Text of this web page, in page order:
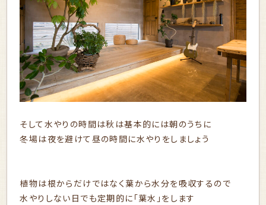
そして水やりの時間は秋は基本的には朝のうちに
冬場は夜を避けて昼の時間に水やりをしましょう
植物は根からだけではなく葉から水分を吸収するので
水やりしない日でも定期的に「葉水」をします